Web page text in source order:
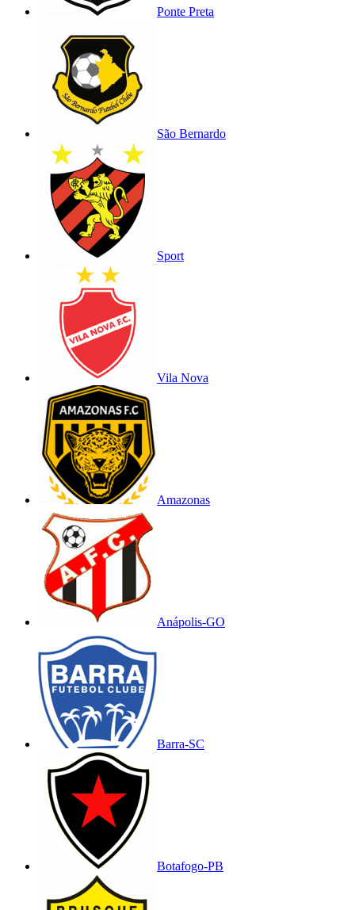
Ponte Preta
São Bernardo
Sport
Vila Nova
Amazonas
Anápolis-GO
Barra-SC
Botafogo-PB